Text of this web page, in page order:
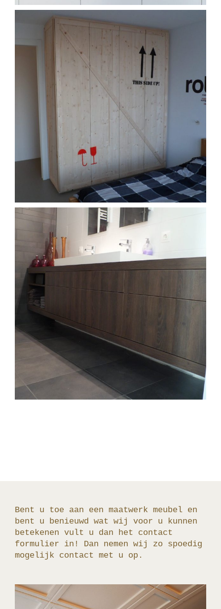
Bent u toe aan een maatwerk meubel en
bent u benieuwd wat wij voor u kunnen
betekenen vult u dan het contact
formulier in! Dan nemen wij zo spoedig
mogelijk contact met u op.